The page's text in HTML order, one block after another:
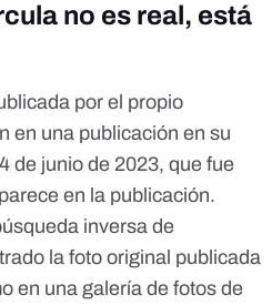
no es real, está
por el propio
en una publicación en su
de junio de 2023, que fue
en la publicación.
inversa de
la foto original publicada
en una galería de fotos de